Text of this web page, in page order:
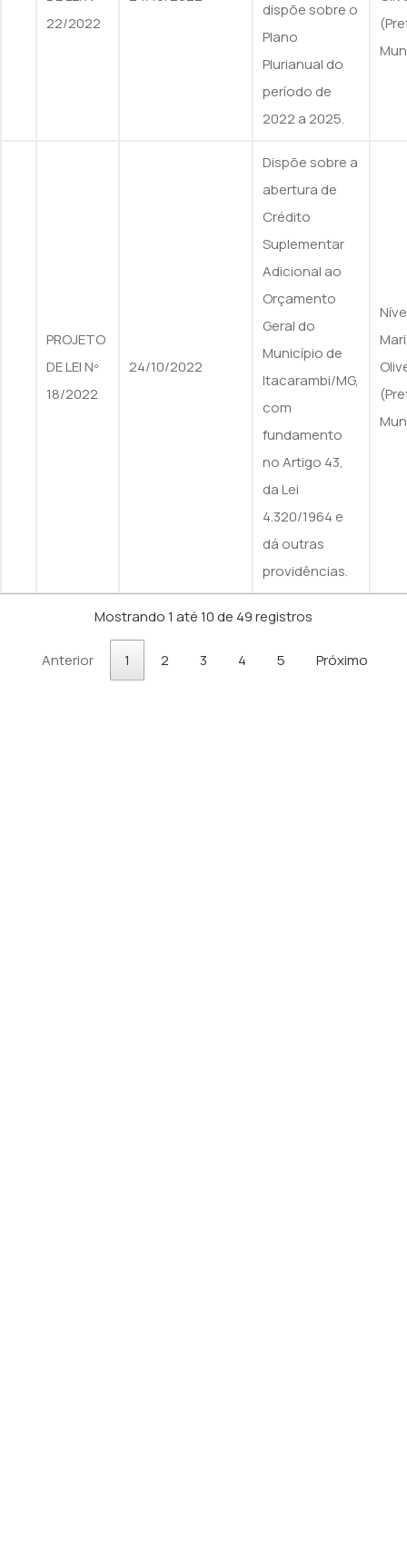
22/2022
dispõe sobre o
Plano
Plurianual do
período de
2022 a 2025.
PROJETO
DE LEI Nº
18/2022
24/10/2022
Dispõe sobre a
abertura de
Crédito
Suplementar
Adicional ao
Orçamento
Geral do
Município de
Itacarambi/MG,
com
fundamento
no Artigo 43,
da Lei
4.320/1964 e
dá outras
providências.
Mostrando 1 até 10 de 49 registros
Anterior 1 2 3 4 5 Próximo